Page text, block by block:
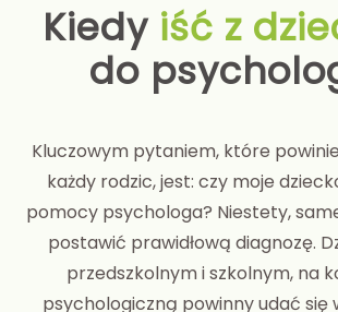
Kiedy iść z
do
Kluczowym pytaniem, które
każdy rodzic, jest: czy moje
pomocy psychologa? Niestety,
postawić prawidłową diagnozę.
przedszkolnym i szkolnym, na
psychologiczną powinny udać się